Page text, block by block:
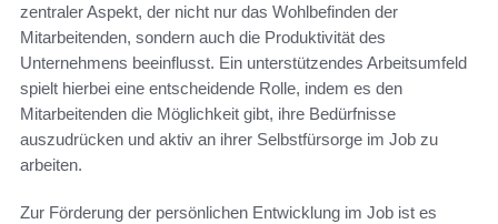
zentraler Aspekt, der nicht nur das Wohlbefinden der
Mitarbeitenden, sondern auch die Produktivität des
Unternehmens beeinflusst. Ein unterstützendes Arbeitsumfeld
spielt hierbei eine entscheidende Rolle, indem es den
Mitarbeitenden die Möglichkeit gibt, ihre Bedürfnisse
auszudrücken und aktiv an ihrer Selbstfürsorge im Job zu
arbeiten.
Zur Förderung der persönlichen Entwicklung im Job ist es